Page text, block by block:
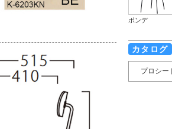
ポンデ
カタログ
プロシー